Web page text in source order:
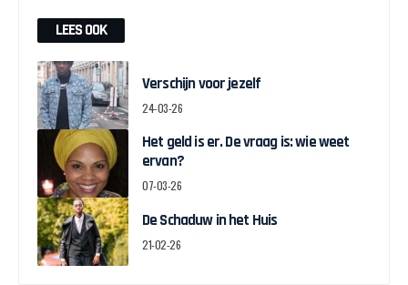
LEES OOK
Verschijn voor jezelf
24-03-26
Het geld is er. De vraag is: wie weet
ervan?
07-03-26
De Schaduw in het Huis
21-02-26